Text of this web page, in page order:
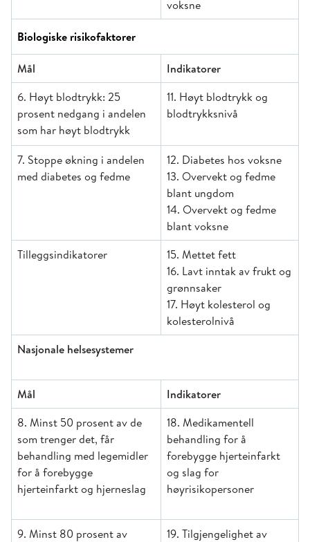
voksne
Biologiske risikofaktorer
Mål
Indikatorer
6. Høyt blodtrykk: 25
prosent nedgang i andelen
som har høyt blodtrykk
11. Høyt blodtrykk og
blodtrykksnivå
7. Stoppe økning i andelen
med diabetes og fedme
12. Diabetes hos voksne
13. Overvekt og fedme
blant ungdom
14. Overvekt og fedme
blant voksne
Tilleggsindikatorer
15. Mettet fett
16. Lavt inntak av frukt og
grønnsaker
17. Høyt kolesterol og
kolesterolnivå
Nasjonale helsesystemer
Mål
Indikatorer
8. Minst 50 prosent av de
som trenger det, får
behandling med legemidler
for å forebygge
hjerteinfarkt og hjerneslag
18. Medikamentell
behandling for å
forebygge hjerteinfarkt
og slag for
høyrisikopersoner
9. Minst 80 prosent av
19. Tilgjengelighet av